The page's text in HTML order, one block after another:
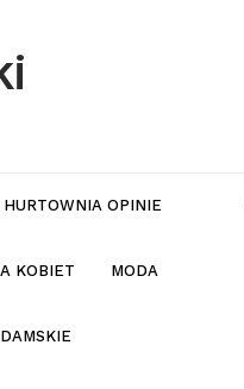
HURTOWNIA OPINIE
KOBIET MODA